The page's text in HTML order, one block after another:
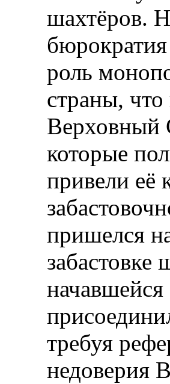
шахтёров.
роль
страны, что
Верховный
которые
привели её
пришелся
забастовке
требуя
недоверия